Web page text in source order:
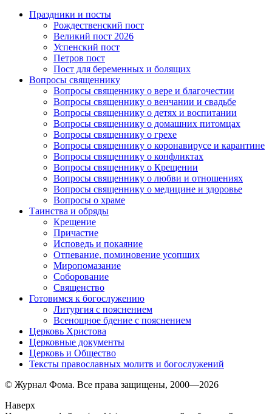
Праздники и посты
Рождественский пост
Великий пост 2026
Успенский пост
Петров пост
Пост для беременных и болящих
Вопросы священнику
Вопросы священнику о вере и благочестии
Вопросы священнику о венчании и свадьбе
Вопросы священнику о детях и воспитании
Вопросы священнику о домашних питомцах
Вопросы священнику о грехе
Вопросы священнику о коронавирусе и карантине
Вопросы священнику о конфликтах
Вопросы священнику о Крещении
Вопросы священнику о любви и отношениях
Вопросы священнику о медицине и здоровье
Вопросы о храме
Таинства и обряды
Крещение
Причастие
Исповедь и покаяние
Отпевание, поминовение усопших
Миропомазание
Соборование
Священство
Готовимся к богослужению
Литургия с пояснением
Всенощное бдение с пояснением
Церковь Христова
Церковные документы
Церковь и Общество
Тексты православных молитв и богослужений
© Журнал Фома. Все права защищены, 2000—2026
Наверх